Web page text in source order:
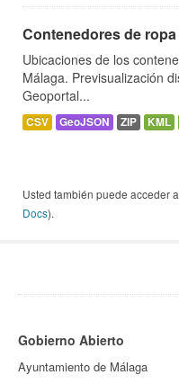
Contenedores de ropa
Ubicaciones de los
Málaga. Previsualización
Geoportal...
CSV GeoJSON ZIP KML
Usted también puede acceder
Docs).
Gobierno Abierto
Ayuntamiento de Málaga